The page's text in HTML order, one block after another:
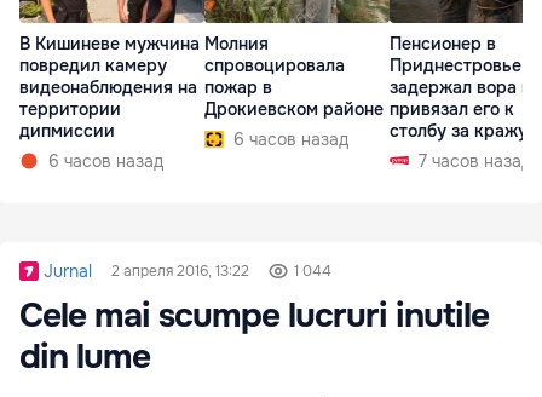
В Кишиневе мужчина
повредил камеру
видеонаблюдения на
территории
дипмиссии
6 часов назад
Молния
спровоцировала
пожар в
Дрокиевском районе
6 часов назад
Пенсионер в
Приднестровье
задержал вора и
привязал его к
столбу за кражу
7 часов назад
Jurnal 2 апреля 2016, 13:22 1 044
Cele mai scumpe lucruri inutile
din lume